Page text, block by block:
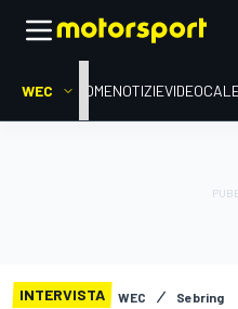
WEC HOMENOTIZIEVIDEO
INTERVISTA WEC Sebring